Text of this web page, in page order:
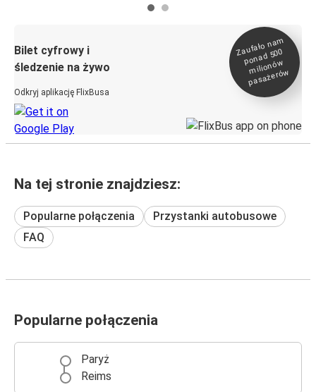
Bilet cyfrowy i
śledzenie na żywo
Odkryj aplikację FlixBusa
Zaufało na
m
ponad 500
milionó
w
pasażeró
w
Na tej stronie znajdziesz:
Popularne połączenia
Przystanki autobusowe
FAQ
Popularne połączenia
Paryż
Reims